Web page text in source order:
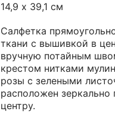
14,9 х 39,1 см
Салфетка
ткани с вышивкой в
вручную потайным
крестом нитками
розы с зелеными
расположен
центру.